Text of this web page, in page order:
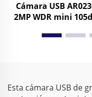
Cámara USB
2MP WDR mini
MJPG/YUY2/H.264
Esta cámara USB de